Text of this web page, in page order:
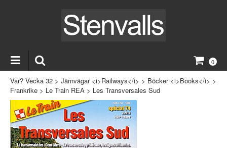
0
Var? Vecka 32 > Järnvägar <i>Railways</i> > Böcker <i>Books</i> >
Frankrike > Le Train REA > Les Transversales Sud